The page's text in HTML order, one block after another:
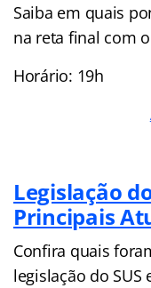
Saiba em quais
na reta final com
Horário: 19h
Legislação
Principais
Confira quais
legislação do SUS